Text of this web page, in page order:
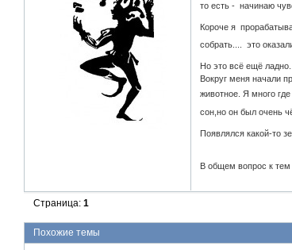
то есть - начинаю
Короче я
собрать.... это
Но это всё ещё
Вокруг меня начали
животное. Я много
сон,но он был очень
Появлялся какой-то
В общем вопрос к тем
Страница:1
Похожие темы